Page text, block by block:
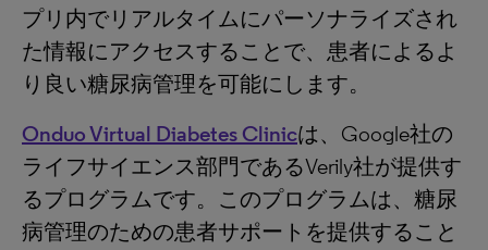
プリ内でリアルタイムにパーソナライズされ
た情報にアクセスすることで、患者によるよ
り良い糖尿病管理を可能にします。
Onduo Virtual Diabetes Clinicは、Google社の
ライフサイエンス部門であるVerily社が提供す
るプログラムです。このプログラムは、糖尿
病管理のための患者サポートを提供すること